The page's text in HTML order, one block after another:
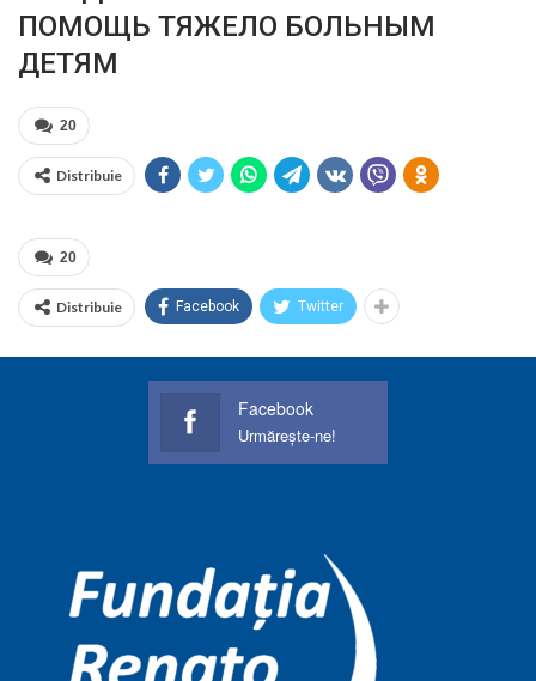
ПОМОЩЬ ТЯЖЕЛО БОЛЬНЫМ
ДЕТЯМ
20
Distribuie
20
Distribuie Facebook Twitter
Facebook
Urmărește-ne!